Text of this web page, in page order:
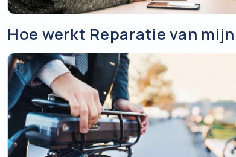
Hoe werkt Reparatie van